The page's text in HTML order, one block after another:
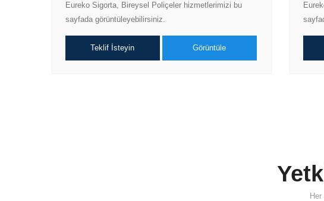
Eureko Sigorta, Bireysel Poliçeler hizmetlerimizi bu
sayfada görüntüleyebilirsiniz.
Teklif İsteyin Görüntüle